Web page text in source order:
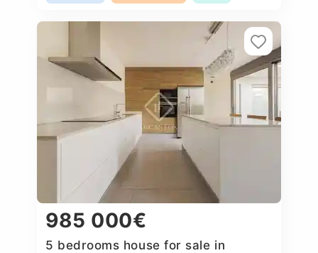
985 000€
5 bedrooms house for sale in